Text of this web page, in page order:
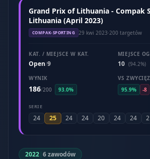
Grand Prix of Lithuania - Compak
Lithuania (April 2023)
COMPAK-SPORTING 29 kwi 2023·200 targetów
KAT. / MIEJSCE W KAT.
Open/9
MIEJSCE
10 (94.2%)
WYNIK
186/200 93.0%
VS
95.9%
-8
SERIE
24 25 24 24 20 24 24
2022|6 zawodów